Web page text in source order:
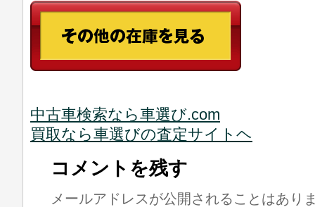
中古車検索なら車選び.com
買取なら車選びの査定サイトヘ
コメントを残す
メールアドレスが公開されることはあり